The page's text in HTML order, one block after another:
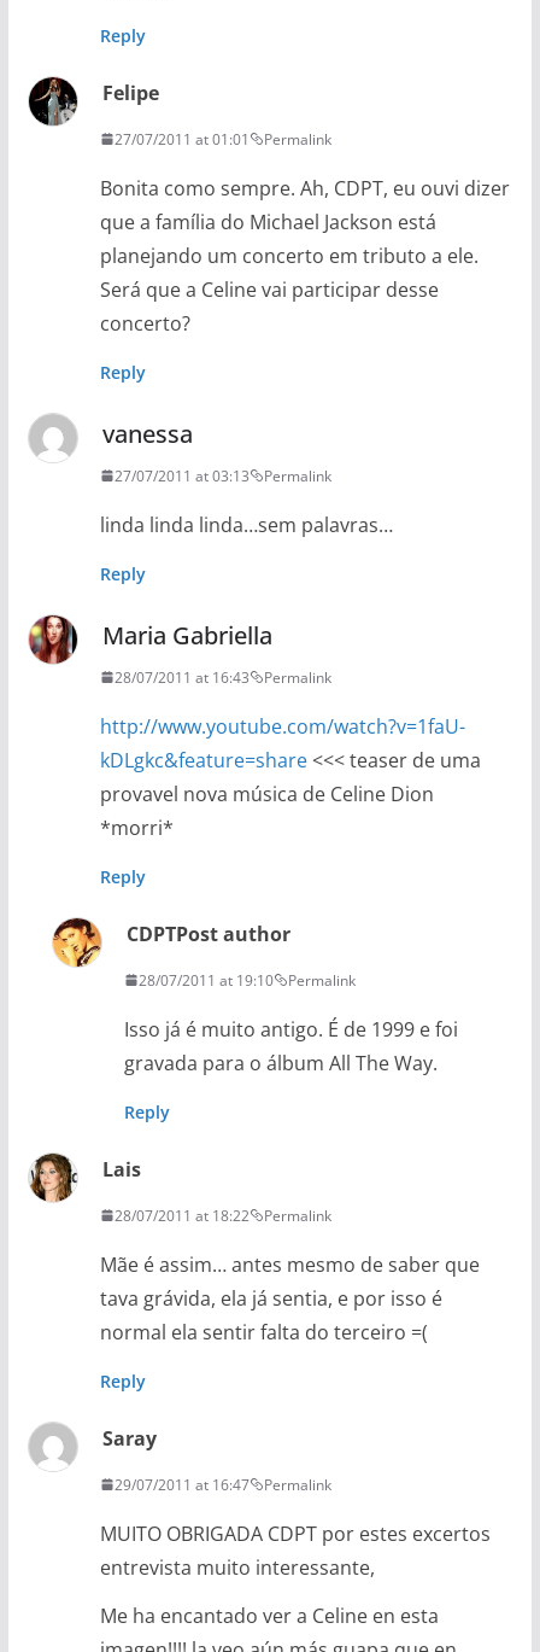
Reply
Felipe
27/07/2011 at 01:01 Permalink
Bonita como sempre. Ah, CDPT, eu ouvi dizer
que a família do Michael Jackson está
planejando um concerto em tributo a ele.
Será que a Celine vai participar desse
concerto?
Reply
vanessa
27/07/2011 at 03:13 Permalink
linda linda linda…sem palavras…
Reply
Maria Gabriella
28/07/2011 at 16:43 Permalink
http://www.youtube.com/watch?v=1faU-
kDLgkc&feature=share<<< teaser de uma
provavel nova música de Celine Dion
*morri*
Reply
CDPTPost author
28/07/2011 at 19:10 Permalink
Isso já é muito antigo. É de 1999 e foi
gravada para o álbum All The Way.
Reply
Lais
28/07/2011 at 18:22 Permalink
Mãe é assim… antes mesmo de saber que
tava grávida, ela já sentia, e por isso é
normal ela sentir falta do terceiro =(
Reply
Saray
29/07/2011 at 16:47 Permalink
MUITO OBRIGADA CDPT por estes excertos
entrevista muito interessante,
Me ha encantado ver a Celine en esta